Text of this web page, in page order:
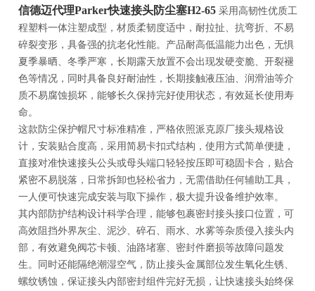
信德迈代理Parker快速接头防尘塞H2-65采用高韧性优质工
程塑料一体注塑成型，材质柔韧度适中，耐拉扯、抗弯折、不易
碎裂变形，具备强的抗老化性能。产品耐高低温能力出色，无惧
夏季暴晒、冬季严寒，长期露天放置不会出现发硬变脆、开裂褪
色等情况，同时具备良好耐油性，长期接触液压油、润滑油等介
质不易腐蚀损坏，能够长久保持完好使用状态，有效延长使用寿
命。
这款防尘保护帽尺寸标准精准，严格依照派克原厂接头规格设
计，安装贴合度高，采用简易卡扣式结构，使用方式简单便捷，
直接对准快速接头公头或母头端口轻轻按压即可稳固卡合，贴合
紧密不易脱落，日常拆卸也轻松省力，无需借助任何辅助工具，
一人便可快速完成安装与取下操作，极大提升设备维护效率。
其内部防护结构设计科学合理，能够包裹密封接头接口位置，可
高效阻挡外界灰尘、泥沙、碎石、雨水、水雾等杂质侵入接头内
部，有效避免阀芯卡顿、油路堵塞、密封件磨损等故障问题发
生。同时还能隔绝潮湿空气，防止接头金属部位发生氧化生锈、
螺纹锈蚀，保证接头内部密封组件完好无损，让快速接头始终保